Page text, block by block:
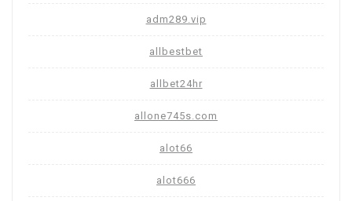
adm289.vip
allbestbet
allbet24hr
allone745s.com
alot66
alot666